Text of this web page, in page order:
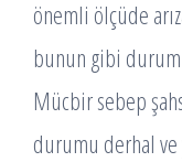
önemli ölçüde
bunun gibi
Mücbir sebep
durumu derhal ve